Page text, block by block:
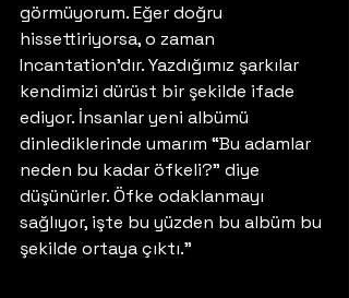
görmüyorum. Eğer doğru
hissettiriyorsa, o zaman
Incantation’dır. Yazdığımız şarkılar
kendimizi dürüst bir şekilde ifade
ediyor. İnsanlar yeni albümü
dinlediklerinde umarım “Bu adamlar
neden bu kadar öfkeli?” diye
düşünürler. Öfke odaklanmayı
sağlıyor, işte bu yüzden bu albüm bu
şekilde ortaya çıktı.”